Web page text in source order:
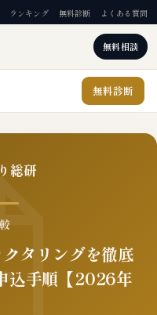
ランキング 無料診断 よくある質問
無料相談
無料診断
総研
タリングを徹底
込手順【2026年